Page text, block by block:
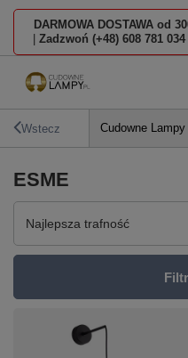
DARMOWA DOSTAWA od
Zadzwoń (+48) 608 781 034
Wstecz Cudowne Lampy
ESME
Zmień sortowanie
Najlepsza trafność